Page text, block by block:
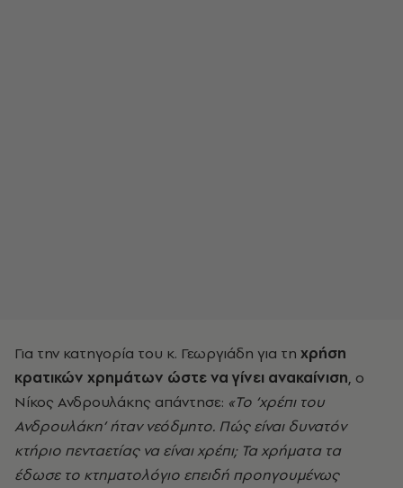
Για την κατηγορία του κ. Γεωργιάδη για τη χρήση
κρατικών χρημάτων ώστε να γίνει ανακαίνιση, ο
Νίκος Ανδρουλάκης απάντησε: «Το ‘χρέπι του
Ανδρουλάκη’ ήταν νεόδμητο. Πώς είναι δυνατόν
κτήριο πενταετίας να είναι χρέπι; Τα χρήματα τα
έδωσε το κτηματολόγιο επειδή προηγουμένως